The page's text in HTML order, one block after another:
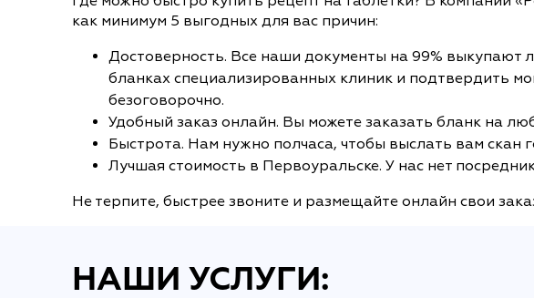
как минимум 5 выгодных для вас причин:
Достоверность. Все наши документы на 99% выкупают
бланках специализированных клиник и подтвердить
безоговорочно.
Удобный заказ онлайн. Вы можете заказать бланк на
Быстрота. Нам нужно полчаса, чтобы выслать вам скан
Лучшая стоимость в Первоуральске. У нас нет
Не терпите, быстрее звоните и размещайте онлайн свои
НАШИ УСЛУГИ: